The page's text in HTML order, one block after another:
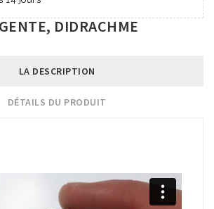
DIDRACHME
LA DESCRIPTION
DÉTAILS DU PRODUIT